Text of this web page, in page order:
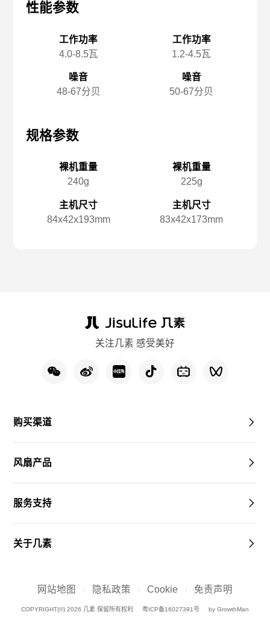
性能参数
工作功率
4.0-8.5瓦
噪音
48-67分贝
规格参数
裸机重量
240g
主机尺寸
84x️42x️193mm
工作功率
1.2-4.5瓦
噪音
50-67分贝
裸机重量
225g
主机尺寸
83x️42x️173mm
关注几素 感受美好
购买渠道
风扇产品
服务支持
关于几素
COPYRIGHT(©) 2026 几素 保留所有权利 粤ICP备16027391号 by GrowthMan
网站地图 隐私政策 Cookie 免责声明